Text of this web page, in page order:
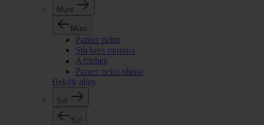
Murs
Murs
Papier peint
Stickers muraux
Affiches
Papier peint photo
Bekijk alles
Sol
Sol